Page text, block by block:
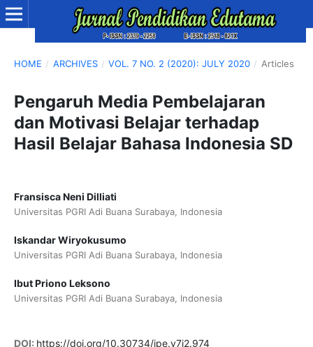
HOME / ARCHIVES / VOL. 7 NO. 2 (2020): JULY 2020 / Articles
Pengaruh Media Pembelajaran
dan Motivasi Belajar terhadap
Hasil Belajar Bahasa Indonesia SD
Fransisca Neni Dilliati
Universitas PGRI Adi Buana Surabaya, Indonesia
Iskandar Wiryokusumo
Universitas PGRI Adi Buana Surabaya, Indonesia
Ibut Priono Leksono
Universitas PGRI Adi Buana Surabaya, Indonesia
DOI: https://doi.org/10.30734/jpe.v7i2.974